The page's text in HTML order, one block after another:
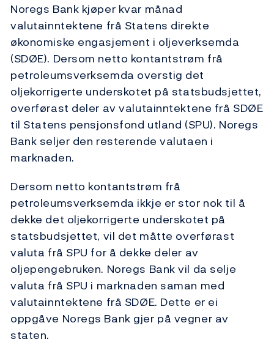
Noregs Bank kjøper kvar månad
valutainntektene frå Statens direkte
økonomiske engasjement i oljeverksemda
(SDØE). Dersom netto kontantstrøm frå
petroleumsverksemda overstig det
oljekorrigerte underskotet på statsbudsjettet,
overførast deler av valutainntektene frå SDØE
til Statens pensjonsfond utland (SPU). Noregs
Bank seljer den resterende valutaen i
marknaden.
Dersom netto kontantstrøm frå
petroleumsverksemda ikkje er stor nok til å
dekke det oljekorrigerte underskotet på
statsbudsjettet, vil det måtte overførast
valuta frå SPU for å dekke deler av
oljepengebruken. Noregs Bank vil da selje
valuta frå SPU i marknaden saman med
valutainntektene frå SDØE. Dette er ei
oppgåve Noregs Bank gjer på vegner av
staten.